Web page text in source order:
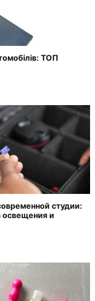
ТОП
студии:
освещения и